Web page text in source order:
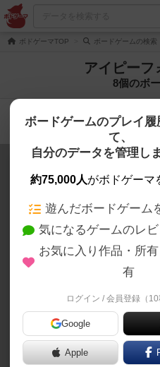
ボドゲーマTOP ボードゲームの検索
アイピーフ
8個のボ
検索
はぁって言うゲームmini・
Ha tte iu
3分前後
今の『はぁ』は、なんの『はぁ』？
お題を声と表情だけで演じる大人
ム（発売元：株式会社 幻冬社）」
に登場！ 新しいお題を追加して、 「
ボードゲームのプレイ履
て、
自分のデータを管理し
約75,000人がボドゲーマ
遊んだボードゲーム
気になるゲームのレ
お気に入り作品・所
有
ログイン / 会員登録（10
Google
Apple